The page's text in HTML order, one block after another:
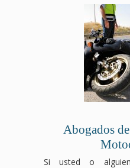
Abogados
Si usted o